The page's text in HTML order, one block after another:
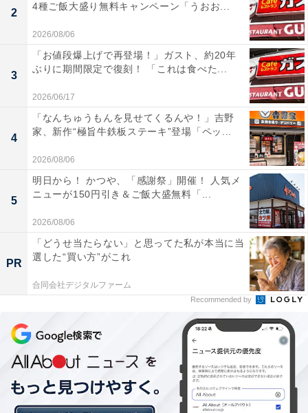
左「じゃがりこ細いやつ サラダ」 右「じゃがりこ たらこバター」
「じゃがりこ 細いやつ」がどれくらい細いのか、通常サ
イズの「じゃがりこ」と比較してみました。上から見た
だけでも、左の「じゃがりこ細いやつ サラダ」の細さが
分かりますね！
左「じゃがりこ細いやつ サラダ」 右「じゃがりこ たらこバター」
「じゃがりこ細いやつ サラダ」は「じゃがりこ」の70％
の細さだそう。確かに一回り細くなっていますね。
2
4種ご飯大盛り無料キャンペーン「うおお...
2026/08/06
3
「お値段爆上げで再登場！」ガスト、約20年
ぶりに期間限定で復刻！ 「これは食べた...
2026/06/17
4
「なんちゅうもんを見せてくるんや！」吉野
家、新作“極旨牛鉄板ステーキ”登場「ペッ...
2026/08/06
5
明日から！ かつや、「感謝祭」開催！ 人気メ
ニューが150円引き＆ご飯大盛無料「...
2026/08/06
PR
「どうせ当たらない」と思ってた私が本当に当
選した“買い方”がこれ
合同会社デジタルファーム
Recommended by